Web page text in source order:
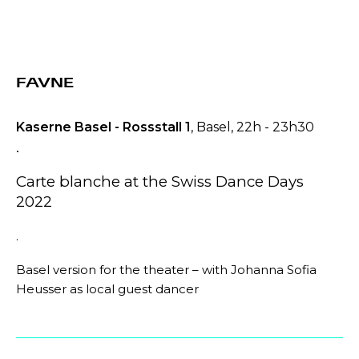
FAVNE
Kaserne Basel - Rossstall 1, Basel, 22h - 23h30
.
Carte blanche at the Swiss Dance Days
2022
.
Basel version for the theater – with Johanna Sofia
Heusser as local guest dancer